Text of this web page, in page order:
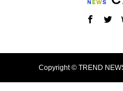
Copyright ©TREND